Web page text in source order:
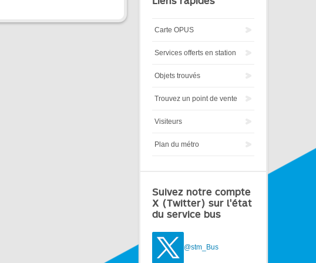
Carte OPUS
Services offerts en station
Objets trouvés
Trouvez un point de vente
Visiteurs
Plan du métro
Suivez notre compte
X (Twitter) sur l'état
du service bus
@stm_Bus